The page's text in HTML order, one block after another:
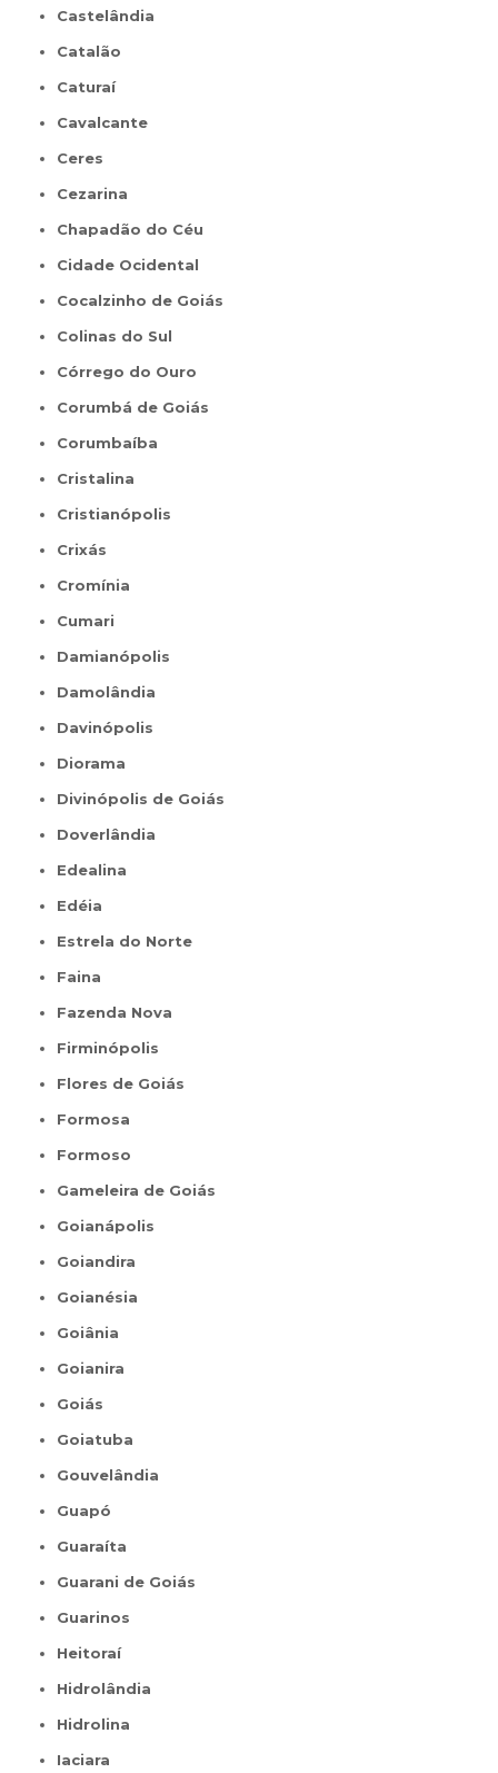
Castelândia
Catalão
Caturaí
Cavalcante
Ceres
Cezarina
Chapadão do Céu
Cidade Ocidental
Cocalzinho de Goiás
Colinas do Sul
Córrego do Ouro
Corumbá de Goiás
Corumbaíba
Cristalina
Cristianópolis
Crixás
Cromínia
Cumari
Damianópolis
Damolândia
Davinópolis
Diorama
Divinópolis de Goiás
Doverlândia
Edealina
Edéia
Estrela do Norte
Faina
Fazenda Nova
Firminópolis
Flores de Goiás
Formosa
Formoso
Gameleira de Goiás
Goianápolis
Goiandira
Goianésia
Goiânia
Goianira
Goiás
Goiatuba
Gouvelândia
Guapó
Guaraíta
Guarani de Goiás
Guarinos
Heitoraí
Hidrolândia
Hidrolina
Iaciara